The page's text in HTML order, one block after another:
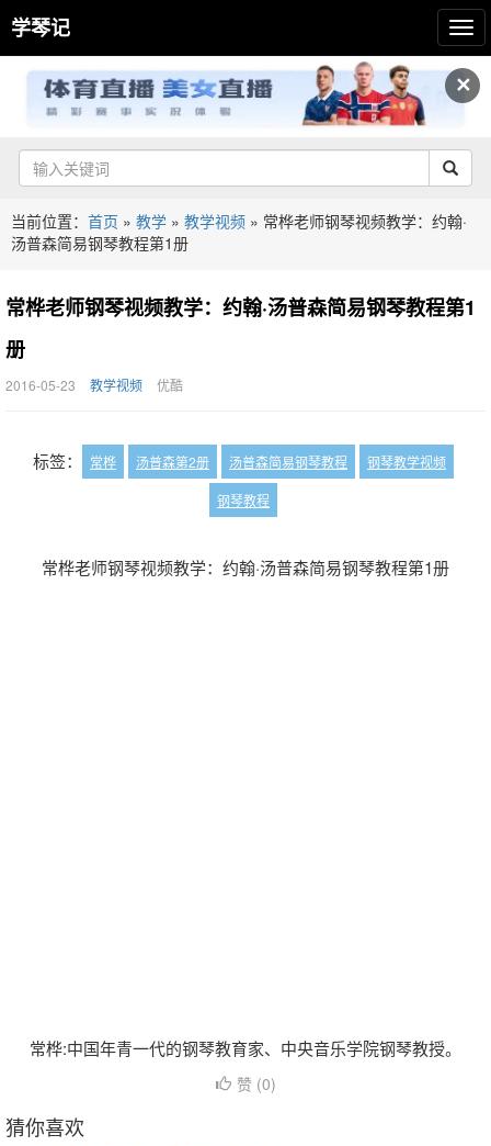
✕
学琴记
当前位置： 首页 » 教学 » 教学视频 » 常桦老师钢琴视频教学：约翰·
汤普森简易钢琴教程第1册
常桦老师钢琴视频教学：约翰·汤普森简易钢琴教程第1
册
2016-05-23 教学视频 优酷
标签： 常桦 汤普森第2册 汤普森简易钢琴教程 钢琴教学视频
钢琴教程
常桦老师钢琴视频教学：约翰·汤普森简易钢琴教程第1册
常桦:中国年青一代的钢琴教育家、中央音乐学院钢琴教授。
赞 (0)
猜你喜欢